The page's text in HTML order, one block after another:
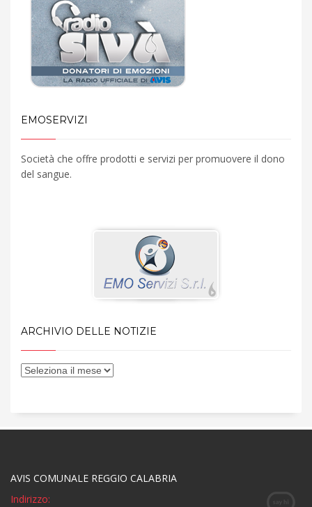
EMOSERVIZI
Società che offre prodotti e servizi per promuovere il dono
del sangue.
ARCHIVIO DELLE NOTIZIE
AVIS COMUNALE REGGIO CALABRIA
Indirizzo: